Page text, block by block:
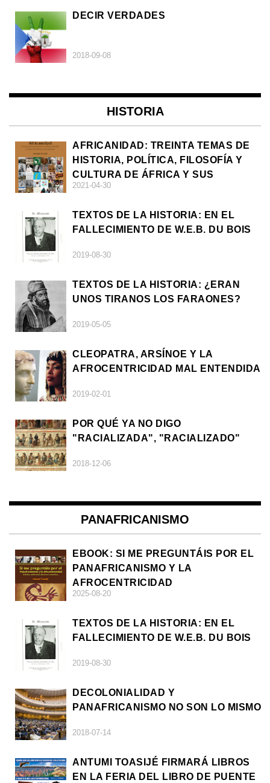
DECIR VERDADES
2018-09-08
HISTORIA
AFRICANIDAD: TREINTA TEMAS DE
HISTORIA, POLÍTICA, FILOSOFÍA Y
CULTURA DE ÁFRICA Y SUS
DIÁSPORAS
2021-04-30
TEXTOS DE LA HISTORIA: EN EL
FALLECIMIENTO DE W.E.B. DU BOIS
2019-08-30
TEXTOS DE LA HISTORIA: ¿ERAN
UNOS TIRANOS LOS FARAONES?
2019-05-05
CLEOPATRA, ARSÍNOE Y LA
AFROCENTRICIDAD MAL ENTENDIDA
2019-02-01
POR QUÉ YA NO DIGO
"RACIALIZADA", "RACIALIZADO"
2018-12-06
PANAFRICANISMO
EBOOK: SI ME PREGUNTÁIS POR EL
PANAFRICANISMO Y LA
AFROCENTRICIDAD
2025-08-20
TEXTOS DE LA HISTORIA: EN EL
FALLECIMIENTO DE W.E.B. DU BOIS
2019-08-30
DECOLONIALIDAD Y
PANAFRICANISMO NO SON LO MISMO
2018-07-14
ANTUMI TOASIJÉ FIRMARÁ LIBROS
EN LA FERIA DEL LIBRO DE PUENTE